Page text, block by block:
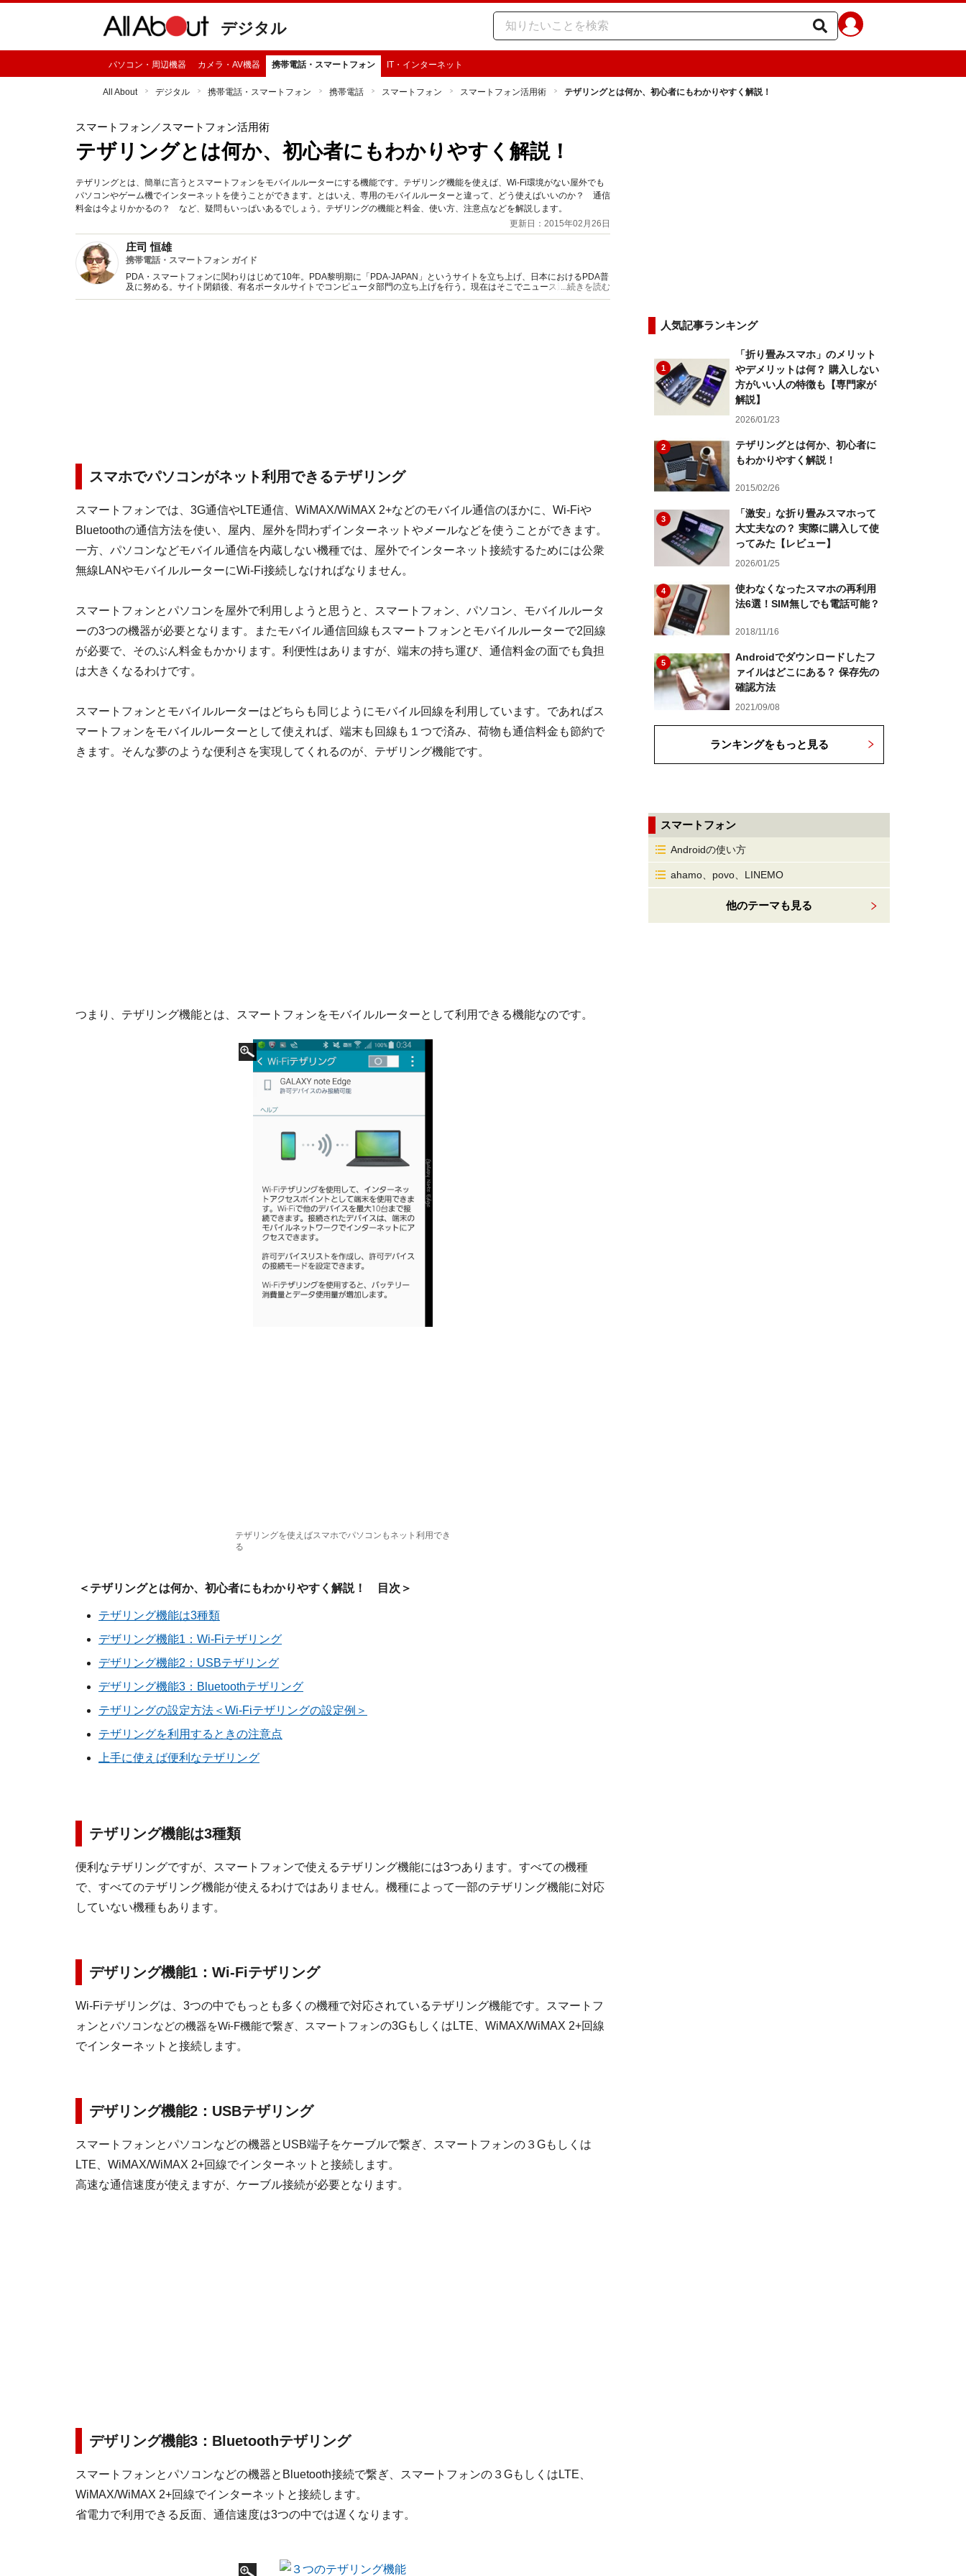
デジタル
パソコン・周辺機器 カメラ・AV機器 携帯電話・スマートフォン IT・インターネット
All About デジタル 携帯電話・スマートフォン 携帯電話 スマートフォン スマートフォン活用術 テザリングとは何か、初心者にもわかりやすく解説！
スマートフォン ／スマートフォン活用術
テザリングとは何か、初心者にもわかりやすく解説！
テザリングとは、簡単に言うとスマートフォンをモバイルルーターにする機能です。テザリング機能を使えば、Wi-Fi環境がない屋外でも
パソコンやゲーム機でインターネットを使うことができます。とはいえ、専用のモバイルルーターと違って、どう使えばいいのか？ 通信
料金は今よりかかるの？ など、疑問もいっぱいあるでしょう。テザリングの機能と料金、使い方、注意点などを解説します。
更新日：2015年02月26日
庄司 恒雄
携帯電話・スマートフォン ガイド
PDA・スマートフォンに関わりはじめて10年。PDA黎明期に「PDA-JAPAN」というサイトを立ち上げ、日本におけるPDA普
及に努める。サイト閉鎖後、有名ポータルサイトでコンピュータ部門の立ち上げを行う。現在はそこでニュース運用、記事企
画、記事執筆活動を担当。
...続きを読む
スマホでパソコンがネット利用できるテザリング
スマートフォンでは、3G通信やLTE通信、WiMAX/WiMAX 2+などのモバイル通信のほかに、Wi-Fiや
Bluetoothの通信方法を使い、屋内、屋外を問わずインターネットやメールなどを使うことができます。
一方、パソコンなどモバイル通信を内蔵しない機種では、屋外でインターネット接続するためには公衆
無線LANやモバイルルーターにWi-Fi接続しなければなりません。
スマートフォンとパソコンを屋外で利用しようと思うと、スマートフォン、パソコン、モバイルルータ
ーの3つの機器が必要となります。またモバイル通信回線もスマートフォンとモバイルルーターで2回線
が必要で、そのぶん料金もかかります。利便性はありますが、端末の持ち運び、通信料金の面でも負担
は大きくなるわけです。
スマートフォンとモバイルルーターはどちらも同じようにモバイル回線を利用しています。であればス
マートフォンをモバイルルーターとして使えれば、端末も回線も１つで済み、荷物も通信料金も節約で
きます。そんな夢のような便利さを実現してくれるのが、テザリング機能です。
つまり、テザリング機能とは、スマートフォンをモバイルルーターとして利用できる機能なのです。
テザリングを使えばスマホでパソコンもネット利用でき
る
＜テザリングとは何か、初心者にもわかりやすく解説！ 目次＞
テザリング機能は3種類
デザリング機能1：Wi-Fiテザリング
デザリング機能2：USBテザリング
デザリング機能3：Bluetoothテザリング
テザリングの設定方法＜Wi-Fiテザリングの設定例＞
テザリングを利用するときの注意点
上手に使えば便利なテザリング
テザリング機能は3種類
便利なテザリングですが、スマートフォンで使えるテザリング機能には3つあります。すべての機種
で、すべてのテザリング機能が使えるわけではありません。機種によって一部のテザリング機能に対応
していない機種もあります。
デザリング機能1：Wi-Fiテザリング
Wi-Fiテザリングは、3つの中でもっとも多くの機種で対応されているテザリング機能です。スマートフ
ォンとパソコンなどの機器をWi-F機能で繋ぎ、 スマートフォンの3GもしくはLTE、WiMAX/WiMAX 2+回線
でインターネットと接続します。
デザリング機能2：USBテザリング
スマートフォンとパソコンなどの機器とUSB端子をケーブルで繋ぎ、スマートフォンの３Gもしくは
LTE、WiMAX/WiMAX 2+回線でインターネットと接続します。
高速な通信速度が使えますが、ケーブル接続が必要となります。
デザリング機能3：Bluetoothテザリング
スマートフォンとパソコンなどの機器とBluetooth接続で繋ぎ、スマートフォンの３GもしくはLTE、
WiMAX/WiMAX 2+回線でインターネットと接続します。
省電力で利用できる反面、通信速度は3つの中では遅くなります。
人気記事ランキング
1
「折り畳みスマホ」のメリット
やデメリットは何？ 購入しない
方がいい人の特徴も【専門家が
解説】
2026/01/23
2
テザリングとは何か、初心者に
もわかりやすく解説！
2015/02/26
3
「激安」な折り畳みスマホって
大丈夫なの？ 実際に購入して使
ってみた【レビュー】
2026/01/25
4
使わなくなったスマホの再利用
法6選！SIM無しでも電話可能？
2018/11/16
5
Androidでダウンロードしたフ
ァイルはどこにある？ 保存先の
確認方法
2021/09/08
ランキングをもっと見る
スマートフォン
Androidの使い方
ahamo、povo、LINEMO
他のテーマも見る